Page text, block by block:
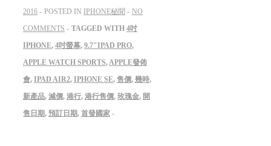
2016
POSTED IN IPHONE秘聞
NO
COMMENTS
TAGGED WITH 4吋
IPHONE, 4吋螢幕, 9.7"IPAD PRO,
APPLE WATCH SPORTS,APPLE發佈
會, IPAD AIR2, IPHONE SE, 售價, 幾時,
新產品, 減價, 港行, 港行售價, 玫瑰金, 開
售日期, 預訂日期, 首發國家